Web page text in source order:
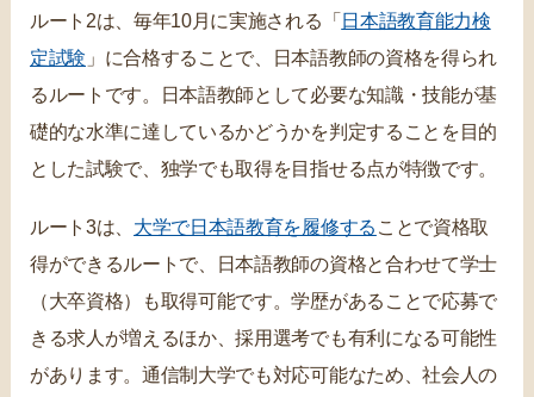
ルート2は、毎年10月に実施される「 日本語教育能力検
定試験 」に合格することで、日本語教師の資格を得られ
るルートです。日本語教師として必要な知識・技能が基
礎的な水準に達しているかどうかを判定することを目的
とした試験で、独学でも取得を目指せる点が特徴です。
ルート3は、 大学で日本語教育を履修する ことで資格取
得ができるルートで、日本語教師の資格と合わせて学士
（大卒資格）も取得可能です。学歴があることで応募で
きる求人が増えるほか、採用選考でも有利になる可能性
があります。通信制大学でも対応可能なため、社会人の